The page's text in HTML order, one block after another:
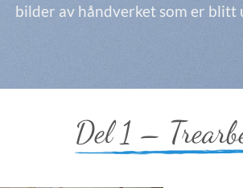
bilder av håndverket som er
Del 1 –